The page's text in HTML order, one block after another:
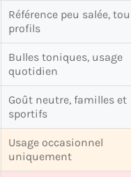
Référence peu salée,
profils
Bulles toniques, usage
quotidien
Goût neutre, familles et
sportifs
Usage occasionnel
uniquement